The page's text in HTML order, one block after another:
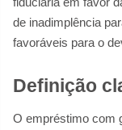
de inadimplência
favoráveis para o
Definição
O empréstimo com